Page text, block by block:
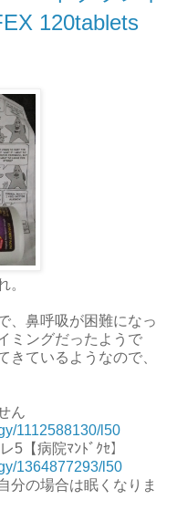
120tablets
。
、鼻呼吸が困難になっ
ミングだったようで
きているようなので、
ん
1112588130/l50
5【病院ﾏﾝﾄﾞｸｾ】
1364877293/l50
分の場合は眠くなりま